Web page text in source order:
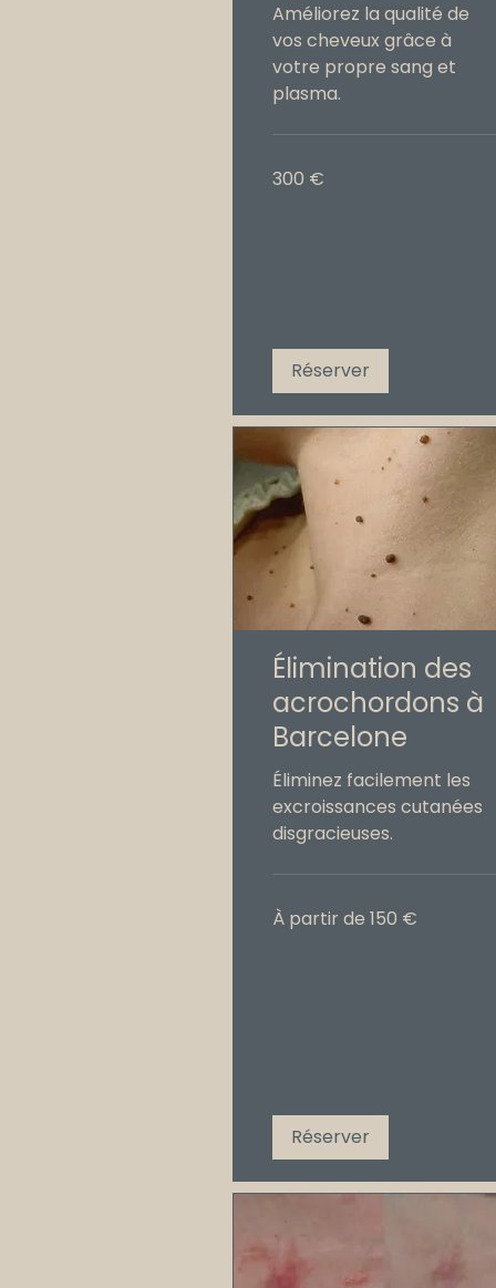
Améliorez la qualité de
vos cheveux grâce à
votre propre sang et
plasma.
euros
300 €
Réserver
Élimination des
acrochordons à
Barcelone
Éliminez facilement les
excroissances cutanées
disgracieuses.
À
partir
À partir de 150 €
Réserver